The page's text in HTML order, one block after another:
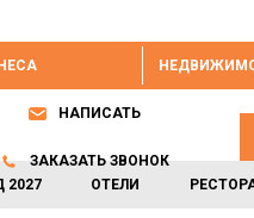
2027 ОТЕЛИ
НАПИСАТЬ
ЗАКАЗАТЬ ЗВОНОК